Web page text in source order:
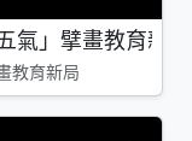
氣」擘畫教育新局
教育新局